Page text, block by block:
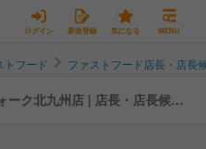
ログイン 新規登録 気になる MENU
トフード ファストフード店長・店長
ーク北九州店 | 店長・店長候補